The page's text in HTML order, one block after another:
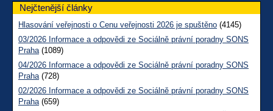
Nejčtenější články
Hlasování veřejnosti o Cenu veřejnosti 2026 je spuštěno (4145)
03/2026 Informace a odpovědi ze Sociálně právní poradny SONS
Praha(1089)
04/2026 Informace a odpovědi ze Sociálně právní poradny SONS
Praha(728)
02/2026 Informace a odpovědi ze Sociálně právní poradny SONS
Praha(659)